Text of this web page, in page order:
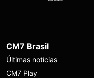
CM7 Brasil
Últimas notícias
CM7 Play